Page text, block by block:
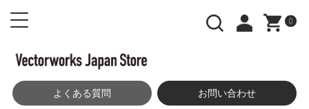
0
よくある質問 お問い合わせ